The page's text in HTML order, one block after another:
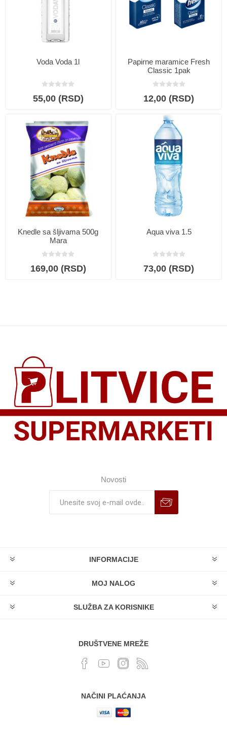
Voda Voda 1l
55,00 (RSD)
Papirne maramice Fresh
Classic 1pak
12,00 (RSD)
Knedle sa šljivama 500g
Mara
169,00 (RSD)
Aqua viva 1.5
73,00 (RSD)
Novosti
INFORMACIJE
MOJ NALOG
SLUŽBA ZA KORISNIKE
DRUŠTVENE MREŽE
NAČINI PLAĆANJA